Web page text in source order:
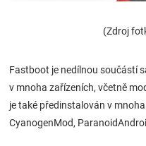
Značky
Blog
(Zdroj
Fastboot je nedílnou součástí
v mnoha zařízeních, včetně
je také předinstalován v
CyanogenMod,